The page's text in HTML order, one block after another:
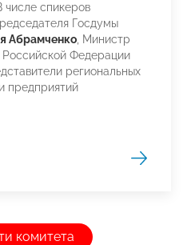
числе спикеров
Госдумы
Абрамченко, Министр
Российской Федерации
региональных
предприятий
комитета